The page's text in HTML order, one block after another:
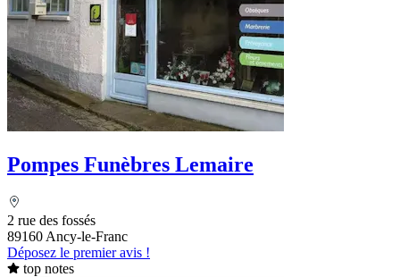
Pompes Funèbres Lemaire
2 rue des fossés
89160 Ancy-le-Franc
Déposez le premier avis !
top notes